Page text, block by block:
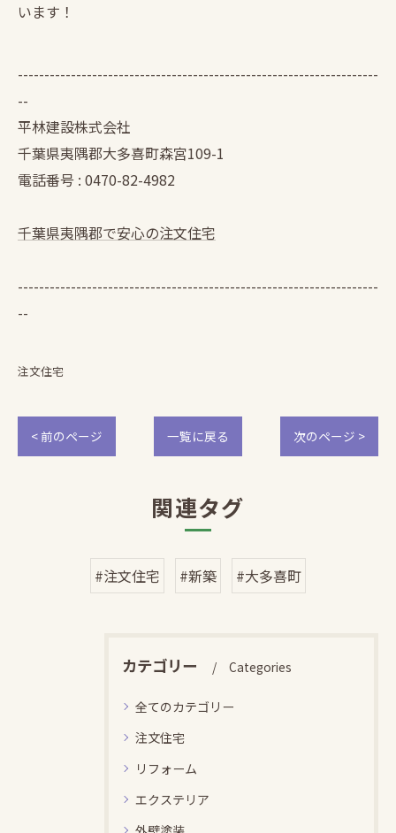
います！
--------------------------------------------------------------------
--
平林建設株式会社
千葉県夷隅郡大多喜町森宮109-1
電話番号 : 0470-82-4982
千葉県夷隅郡で安心の注文住宅
--------------------------------------------------------------------
--
注文住宅
< 前のページ 一覧に戻る 次のページ >
関連タグ
#注文住宅 #新築 #大多喜町
カテゴリー Categories
全てのカテゴリー
注文住宅
リフォーム
エクステリア